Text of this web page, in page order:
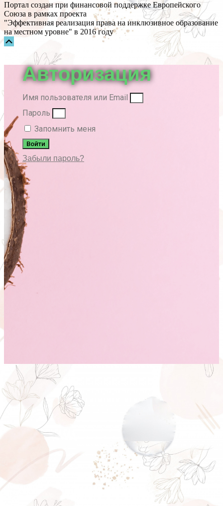
Портал создан при финансовой поддержке Европейского
Союза в рамках проекта
"Эффективная реализация права на инклюзивное образование
на местном уровне" в 2016 году
вверх
Авторизация
Имя пользователя или Email
Пароль
Запомнить меня
Войти
Забыли пароль?